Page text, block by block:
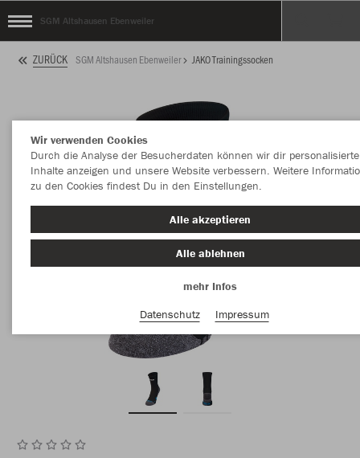
SGM Altshausen Ebenweiler
ZURÜCK SGM Altshausen Ebenweiler JAKO Trainingssocken
Wir verwenden Cookies
Durch die Analyse der Besucherdaten können wir dir personalisierte
Inhalte anzeigen und unsere Website verbessern. Weitere
zu den Cookies findest Du in den Einstellungen.
Alle akzeptieren
Alle ablehnen
mehr Infos
Datenschutz
Impressum